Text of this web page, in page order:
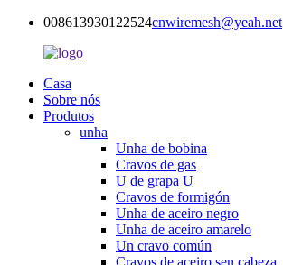
008613930122524cnwiremesh@yeah.net
Casa
Sobre nós
Produtos
unha
Unha de bobina
Cravos de gas
U de grapa U
Cravos de formigón
Unha de aceiro negro
Unha de aceiro amarelo
Un cravo común
Cravos de aceiro sen cabeza